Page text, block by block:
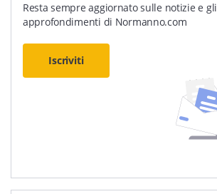
Resta sempre aggiornato sulle notizie e gli
approfondimenti di Normanno.com
Iscriviti